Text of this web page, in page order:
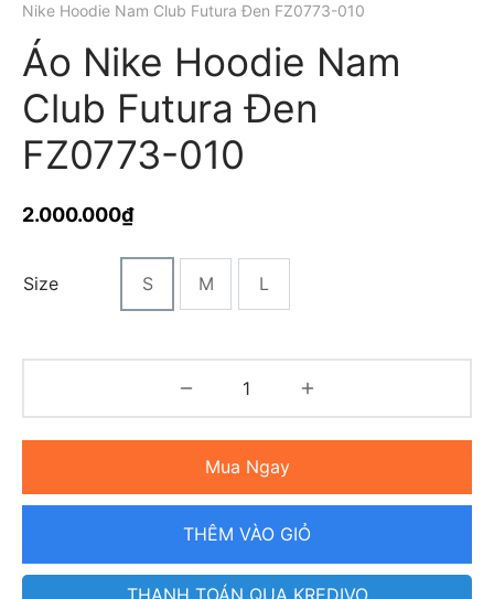
Nike Hoodie Nam Club Futura Đen FZ0773-010
Áo Nike Hoodie Nam
Club Futura Đen
FZ0773-010
2.000.000₫
Size S M L
Mua Ngay
THÊM VÀO GIỎ
THANH TOÁN QUA KREDIVO